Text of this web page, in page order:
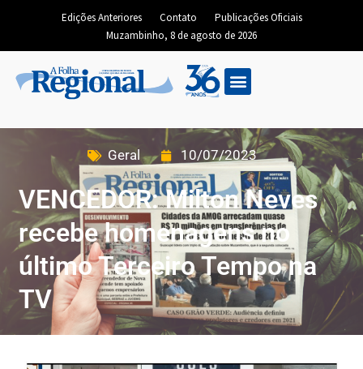
Edições Anteriores Contato
Publicações Oficiais
Muzambinho, 8 de agosto de 2026
Geral 10/07/2023
VENCEDOR: Milton Neves
recebe homenagens no
último Terceiro Tempo na
TV